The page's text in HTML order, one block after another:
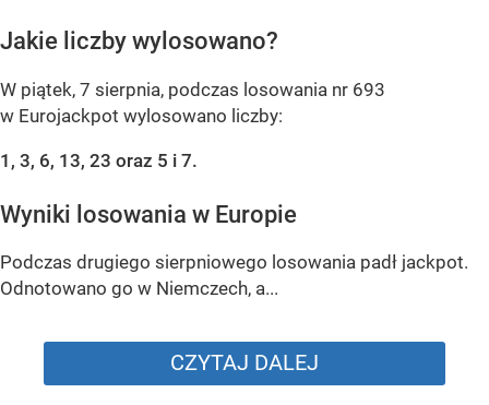
Jakie liczby wylosowano?
W piątek, 7 sierpnia, podczas losowania nr 693
w Eurojackpot wylosowano liczby:
1, 3, 6, 13, 23 oraz 5 i 7.
Wyniki losowania w Europie
Podczas drugiego sierpniowego losowania padł jackpot.
Odnotowano go w Niemczech, a...
CZYTAJ DALEJ